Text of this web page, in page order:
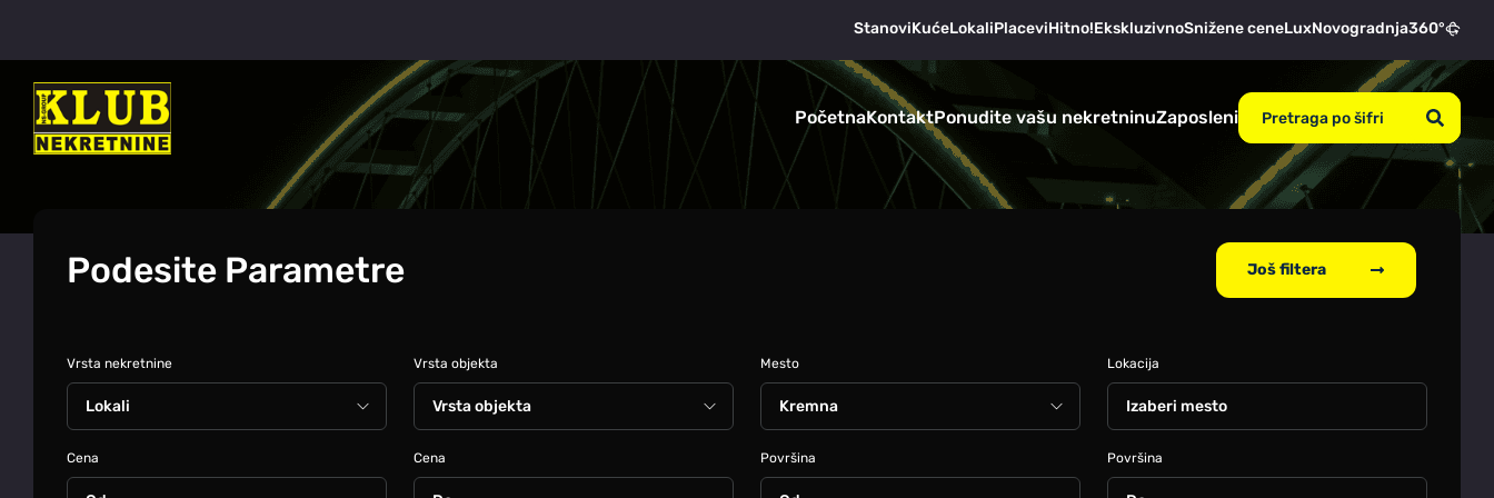
StanoviKućeLokaliPlaceviHitno!EkskluzivnoSnižene ceneLuxNovogradnja360°
PočetnaKontaktPonudite vašu nekretninuZaposleni
Podesite Parametre Još filtera
Vrsta nekretnine Vrsta objekta Mesto Lokacija
Izaberi mesto
Cena Cena Površina Površina